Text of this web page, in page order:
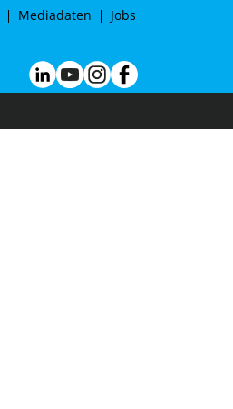
Mediadaten Jobs